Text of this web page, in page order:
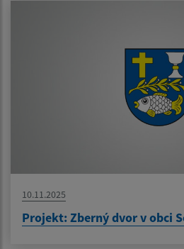
10.11.2025
Projekt: Zberný dvor v obci